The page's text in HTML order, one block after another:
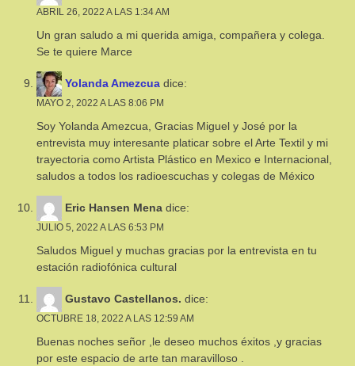
ABRIL 26, 2022 A LAS 1:34 AM
Un gran saludo a mi querida amiga, compañera y colega.
Se te quiere Marce
Yolanda Amezcua dice:
MAYO 2, 2022 A LAS 8:06 PM
Soy Yolanda Amezcua, Gracias Miguel y José por la
entrevista muy interesante platicar sobre el Arte Textil y mi
trayectoria como Artista Plástico en Mexico e Internacional,
saludos a todos los radioescuchas y colegas de México
Eric Hansen Mena dice:
JULIO 5, 2022 A LAS 6:53 PM
Saludos Miguel y muchas gracias por la entrevista en tu
estación radiofónica cultural
Gustavo Castellanos. dice:
OCTUBRE 18, 2022 A LAS 12:59 AM
Buenas noches señor ,le deseo muchos éxitos ,y gracias
por este espacio de arte tan maravilloso .